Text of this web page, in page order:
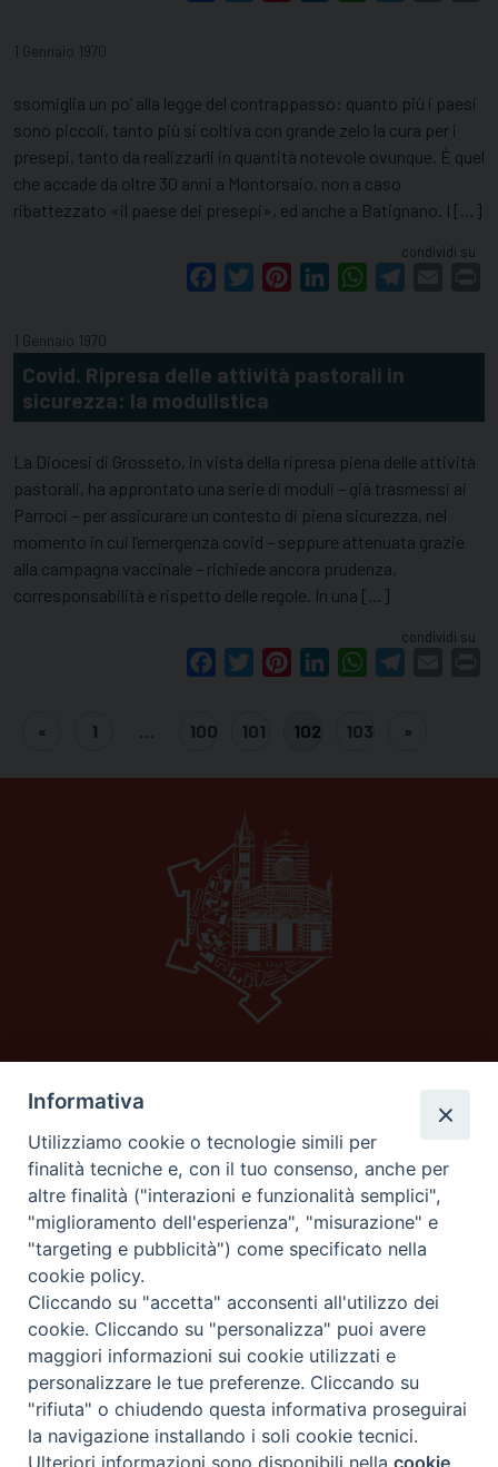
1 Gennaio 1970
ssomiglia un po’ alla legge del contrappasso: quanto più i paesi
sono piccoli, tanto più si coltiva con grande zelo la cura per i
presepi, tanto da realizzarli in quantità notevole ovunque. È quel
che accade da oltre 30 anni a Montorsaio, non a caso
ribattezzato «il paese dei presepi», ed anche a Batignano. I […]
condividi su
FacebookTwitterPinterestLinkedInWhatsApp
1 Gennaio 1970
Covid. Ripresa delle attività pastorali in
sicurezza: la modulistica
La Diocesi di Grosseto, in vista della ripresa piena delle attività
pastorali, ha approntato una serie di moduli – già trasmessi ai
Parroci – per assicurare un contesto di piena sicurezza, nel
momento in cui l’emergenza covid – seppure attenuata grazie
alla campagna vaccinale – richiede ancora prudenza,
corresponsabilità e rispetto delle regole. In una […]
condividi su
FacebookTwitterPinterestLinkedInWhatsApp
« 1 … 100 101 102 103 »
C.F. 80053900538
Corso carducci 11 58100 Grosseto (Gr)
Tel e fax 0564 29044
email:
curia@grosseto.chiesacattolica.it
seguici su
powered with Preferenze Cookie
Informativa
Utilizziamo cookie o tecnologie simili per
finalità tecniche e, con il tuo consenso, anche per
altre finalità ("interazioni e funzionalità semplici",
"miglioramento dell'esperienza", "misurazione" e
"targeting e pubblicità") come specificato nella
cookie policy.
Cliccando su "accetta" acconsenti all'utilizzo dei
cookie. Cliccando su "personalizza" puoi avere
maggiori informazioni sui cookie utilizzati e
personalizzare le tue preferenze. Cliccando su
"rifiuta" o chiudendo questa informativa proseguirai
la navigazione installando i soli cookie tecnici.